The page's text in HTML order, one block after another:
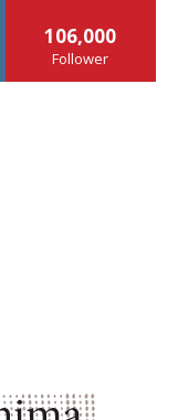
106,000
Follower